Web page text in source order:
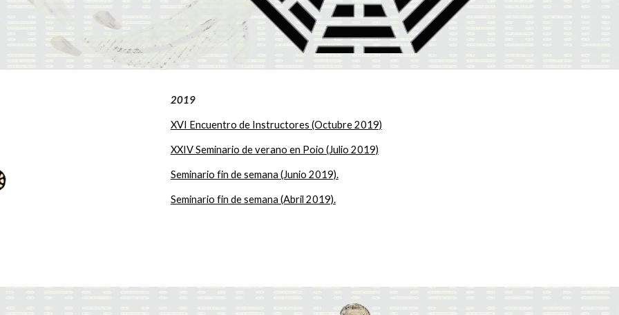
2019
XVI Encuentro de Instructores (Octubre 2019)
XXIV Seminario de verano en Poio (Julio 2019)
Seminario fin de semana (Junio 2019).
Seminario fin de semana (Abril 2019).